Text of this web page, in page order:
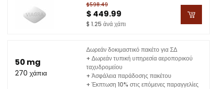
$598.49
$ 449.99
$ 1.25 ἀνά χάπι
50 mg
270 χάπια
Δωρεάν δοκιμαστικό πακέτο για ΣΔ
+ Δωρεάν τυπική υπηρεσία αεροπορικού
ταχυδρομείου
+ Ἀσφάλεια παράδοσης πακέτου
+ Έκπτωση 10% στις επόμενες παραγγελίες